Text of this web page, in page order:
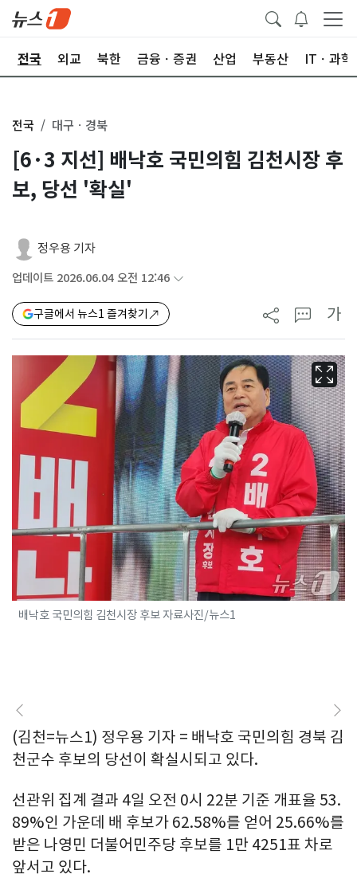
전국 외교 북한 금융ㆍ증권 산업 부동산 ITㆍ과학
전국 대구ㆍ경북
[6·3 지선] 배낙호 국민의힘 김천시장 후
보, 당선 '확실'
정우용 기자
업데이트 2026.06.04 오전 12:46
구글에서 뉴스1 즐겨찾기 가
배낙호 국민의힘 김천시장 후보 자료사진/뉴스1
(김천=뉴스1) 정우용 기자 = 배낙호 국민의힘 경북 김
천군수 후보의 당선이 확실시되고 있다.
선관위 집계 결과 4일 오전 0시 22분 기준 개표율 53.
89%인 가운데 배 후보가 62.58%를 얻어 25.66%를
받은 나영민 더불어민주당 후보를 1만 4251표 차로
앞서고 있다.